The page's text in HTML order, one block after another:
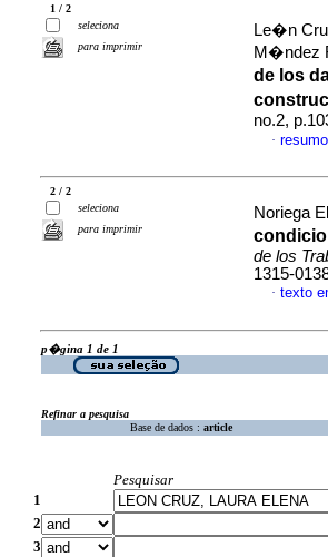
1 / 2
seleciona
para imprimir
Le�n
M�ndez
de los
no.2,
·
2 / 2
seleciona
para imprimir
Noriega
de los
1315-
· texto
p�gina 1 de 1
Refinar a pesquisa
Base de dados : article
Pesquisar
1
2
3